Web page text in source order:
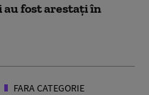
au fost arestați în
FARA CATEGORIE